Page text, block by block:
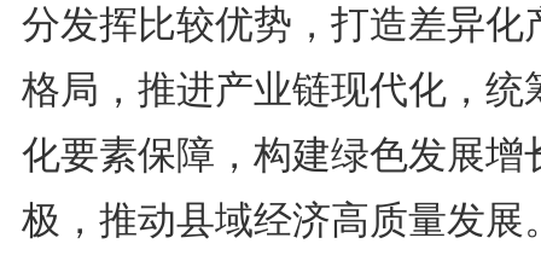
分发挥比较优势，打造差异化
格局，推进产业链现代化，统
化要素保障，构建绿色发展增
极，推动县域经济高质量发展